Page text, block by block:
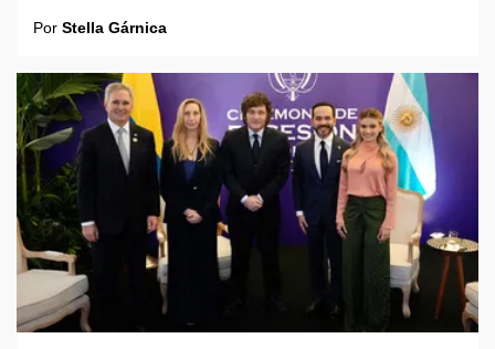
Por Stella Gárnica